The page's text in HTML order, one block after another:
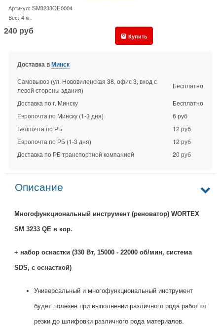
Артикул: SM3233QE0004
Вес: 4кг.
240 руб Купить
Доставка вМинск
Самовывоз (ул. Нововиленская 38, офис 3, вход с
левой стороны здания)
Бесплатно
Доставка по г. Минску
Бесплатно
Европочта по Минску (1-3 дня)
6 руб
Белпочта по РБ
12 руб
Европочта по РБ (1-3 дня)
12 руб
Доставка по РБ транспортной компанией
20 руб
Описание
Многофункциональный инструмент (реноватор) WORTEX
SM 3233 QE в кор.
+ набор оснастки (330 Вт, 15000 - 22000 об/мин, система
SDS, с оснасткой)
Универсальный и многофункциональный инструмент
будет полезен при выполнении различного рода работ от
резки до шлифовки различного рода материалов.